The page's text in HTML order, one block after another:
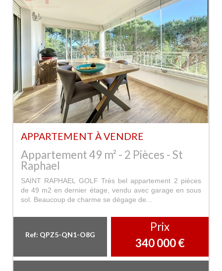
APPARTEMENT À VENDRE
Appartement 49 m² - 2 Pièces - St
Raphael
SAINT RAPHAEL GOLF Très bel appartement 2 pièces
de 49 m2 en dernier étage, vendu avec garage en sous
sol. Beaucoup de charme se dégage de...
Ref: QPZ5-QN1-O8G
Prix
340 000 €